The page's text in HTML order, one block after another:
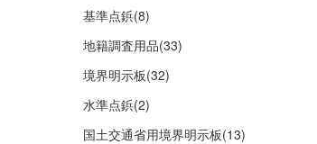
基準点鋲(8)
地籍調査用品(33)
境界明示板(32)
水準点鋲(2)
国土交通省用境界明示板(13)